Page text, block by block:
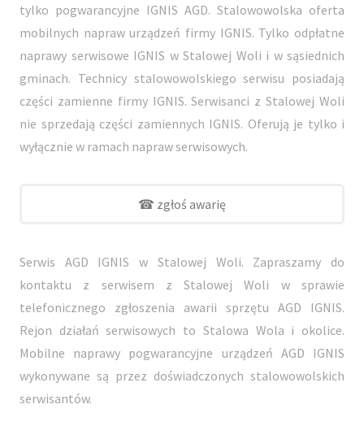
tylko pogwarancyjne IGNIS AGD. Stalowowolska oferta
mobilnych napraw urządzeń firmy IGNIS. Tylko odpłatne
naprawy serwisowe IGNIS w Stalowej Woli i w sąsiednich
gminach. Technicy stalowowolskiego serwisu posiadają
części zamienne firmy IGNIS. Serwisanci z Stalowej Woli
nie sprzedają części zamiennych IGNIS. Oferują je tylko i
wyłącznie w ramach napraw serwisowych.
☎ zgłoś awarię
Serwis AGD IGNIS w Stalowej Woli. Zapraszamy do
kontaktu z serwisem z Stalowej Woli w sprawie
telefonicznego zgłoszenia awarii sprzętu AGD IGNIS.
Rejon działań serwisowych to Stalowa Wola i okolice.
Mobilne naprawy pogwarancyjne urządzeń AGD IGNIS
wykonywane są przez doświadczonych stalowowolskich
serwisantów.